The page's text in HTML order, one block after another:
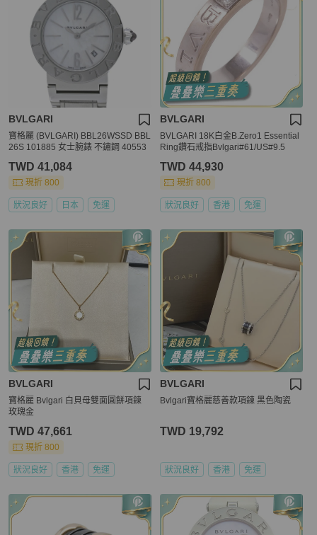
BVLGARI
寶格麗 (BVLGARI) BBL26WSSD BBL
26S 101885 女士腕錶 不鏽鋼 40553
TWD 41,084
現折 800
狀況良好 日本 免運
BVLGARI
BVLGARI 18K白金B.Zero1 Essential
Ring鑽石戒指Bvlgari#61/US#9.5
TWD 44,930
現折 800
狀況良好 香港 免運
BVLGARI
寶格麗 Bvlgari 白貝母雙面圓餅項鍊
玫瑰金
TWD 47,661
現折 800
狀況良好 香港 免運
BVLGARI
Bvlgari寶格麗慈善款項鍊 黑色陶瓷
TWD 19,792
狀況良好 香港 免運